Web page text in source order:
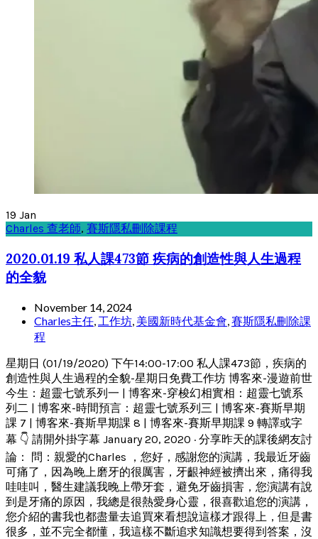
19 Jan
Charles 查老師, 賽斯隱私刪除課程
2020.01.19 私人課473節 疾病的創造性與人生過程
的全貌
November 14, 2024
Charles主任, 工作坊, 美國新時代基金會,賽斯隱私刪除課
程
星期日 (01/19/2020) 下午14:00-17:00 私人課473節，疾病的
創造性與人生過程的全貌-星期日免費工作坊 博客來-漫遊前世
今生：超靈七號系列一 | 博客來-穿梭幻相實相：超靈七號系
列二 | 博客來-時間預言：超靈七號系列三 | 博客來-賽斯早期
課 7 | 博客來-賽斯早期課 8 | 博客來-賽斯早期課 9 轉譯或字
幕 👇 請開外掛字幕 January 20, 2020 · 分享昨天的課後網友討
論： 問：親愛的Charles ，您好，感謝您的演講，我最近牙齒
可痛了，因為晚上磨牙的很厲害，牙齦神經被擠出來，痛得我
哇哇叫，醫生建議我晚上帶牙套，避免牙齒損害，您演講有說
到是牙痛的原因，我總是很熱愛身心靈，很喜歡追您的演講，
您介紹的書我也都盡量去追買來看想說這樣才跟得上，但是書
很多，並不完全都懂，我這樣不斷追求知識想要得到答案，沒